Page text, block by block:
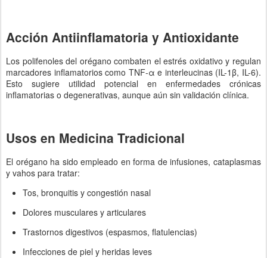
Acción Antiinflamatoria y Antioxidante
Los polifenoles del orégano combaten el estrés oxidativo y regulan
marcadores inflamatorios como TNF-α e interleucinas (IL-1β, IL-6).
Esto sugiere utilidad potencial en enfermedades crónicas
inflamatorias o degenerativas, aunque aún sin validación clínica.
Usos en Medicina Tradicional
El orégano ha sido empleado en forma de infusiones, cataplasmas
y vahos para tratar:
Tos, bronquitis y congestión nasal
Dolores musculares y articulares
Trastornos digestivos (espasmos, flatulencias)
Infecciones de piel y heridas leves